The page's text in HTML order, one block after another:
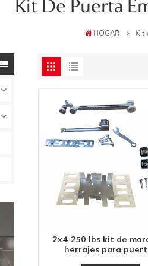
Kit De Puerta
HOGAR Kit
2x4 250 lbs kit de
herrajes para